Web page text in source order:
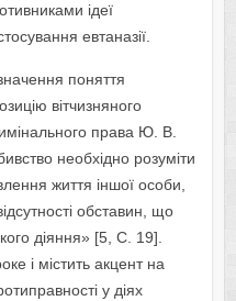
ідеї
евтаназії.
поняття
вітчизняного
права Ю. В.
необхідно розуміти
життя іншої особи,
обставин, що
діяння» [5, С. 19].
і містить акцент на
у діях